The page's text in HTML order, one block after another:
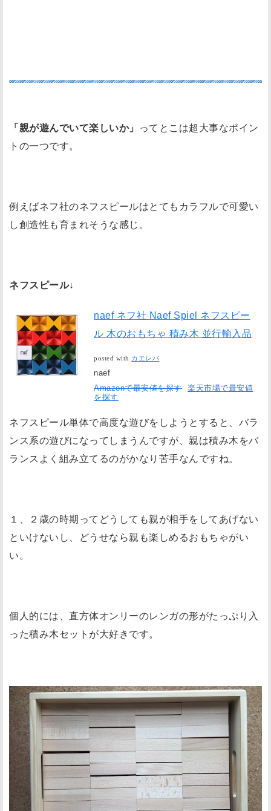
「親が遊んでいて楽しいか」
ってとこは超大事なポイン
トの一つです。
例えばネフ社のネフスピールはとてもカラフルで可愛い
し創造性も育まれそうな感じ。
ネフスピール↓
naef ネフ社 Naef Spiel ネフスピー
ル 木のおもちゃ 積み木 並行輸入品
posted with カエレバ
naef
Amazonで最安値を探す
楽天市場で最安値
を探す
ネフスピール単体で高度な遊びをしようとすると、バラ
ンス系の遊びになってしまうんですが、親は積み木をバ
ランスよく組み立てるのがかなり苦手なんですね。
１、２歳の時期ってどうしても親が相手をしてあげない
といけないし、どうせなら親も楽しめるおもちゃがい
い。
個人的には、直方体オンリーのレンガの形がたっぷり入
った積み木セットが大好きです。